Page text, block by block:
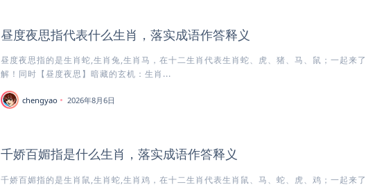
昼度夜思指代表什么生肖，落实成语作答释义
昼度夜思指的是生肖蛇,生肖兔,生肖马，在十二生肖代表生肖蛇、虎、猪、马、鼠；一起来了
解！同时【昼度夜思】暗藏的玄机：生肖...
chengyao 2026年8月6日
千娇百媚指是什么生肖，落实成语作答释义
千娇百媚指的是生肖鼠,生肖蛇,生肖鸡，在十二生肖代表生肖鼠、马、蛇、虎、鸡；一起来了